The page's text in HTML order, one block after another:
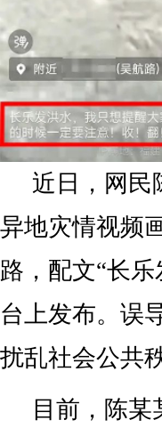
近日，网民
异地灾情视频
路，配文“长
台上发布。误
扰乱社会公共
目前，陈